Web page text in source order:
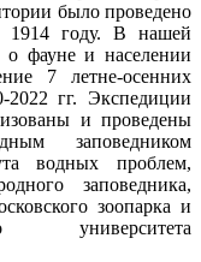
было проведено
1914 году. В нашей
о фауне и населении
7 летне-осенних
2022 гг. Экспедиции
и проведены
заповедником
водных проблем,
заповедника,
зоопарка и
университета